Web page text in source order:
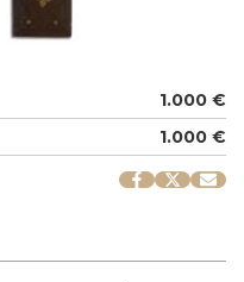
1.000 €
1.000 €